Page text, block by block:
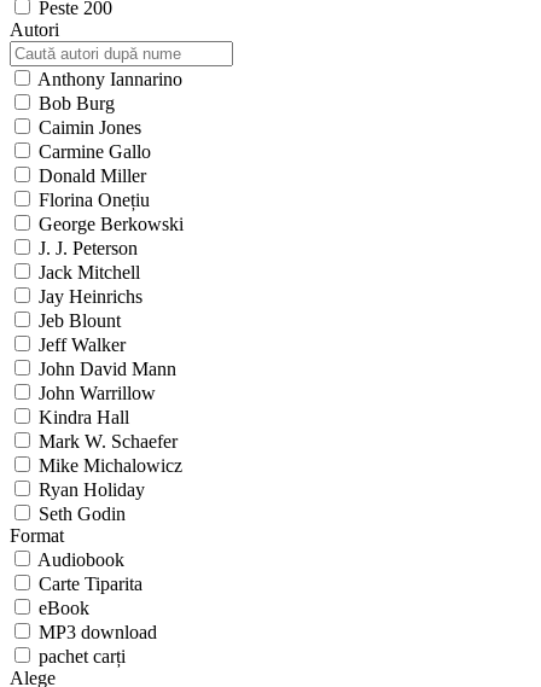
Peste 200
Autori
Anthony Iannarino
Bob Burg
Caimin Jones
Carmine Gallo
Donald Miller
Florina Onețiu
George Berkowski
J. J. Peterson
Jack Mitchell
Jay Heinrichs
Jeb Blount
Jeff Walker
John David Mann
John Warrillow
Kindra Hall
Mark W. Schaefer
Mike Michalowicz
Ryan Holiday
Seth Godin
Format
Audiobook
Carte Tiparita
eBook
MP3 download
pachet carți
Alege